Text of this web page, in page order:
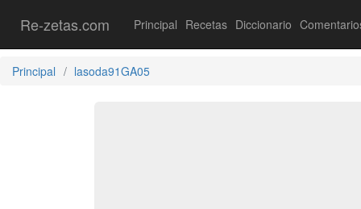
Re-zetas.com Principal Recetas Diccionario
Principal lasoda91GA05